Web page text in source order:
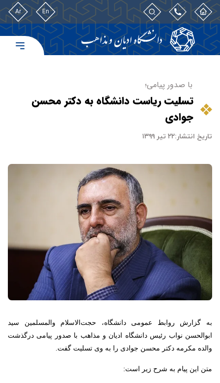
En
Ar
با صدور پیامی؛
تسلیت ریاست دانشگاه به دکتر محسن
جوادی
تاریخ انتشار:۲۲ تیر ۱۳۹۹
به گزارش روابط عمومی دانشگاه، حجت‌الاسلام والمسلمین سید
ابوالحسن نواب رئیس دانشگاه ادیان و مذاهب با صدور پیامی درگذشت
والده مکرمه دکتر محسن جوادی را به وی تسلیت گفت.
متن این پیام به شرح زیر است: